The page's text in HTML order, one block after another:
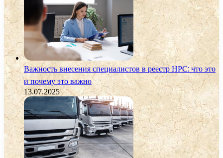
Важность внесения специалистов в реестр НРС: что это
и почему это важно
13.07.2025